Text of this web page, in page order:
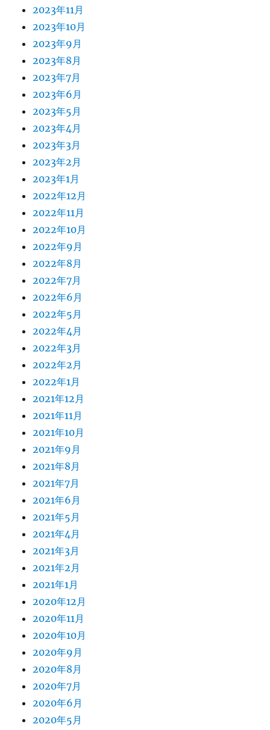
2023年11月
2023年10月
2023年9月
2023年8月
2023年7月
2023年6月
2023年5月
2023年4月
2023年3月
2023年2月
2023年1月
2022年12月
2022年11月
2022年10月
2022年9月
2022年8月
2022年7月
2022年6月
2022年5月
2022年4月
2022年3月
2022年2月
2022年1月
2021年12月
2021年11月
2021年10月
2021年9月
2021年8月
2021年7月
2021年6月
2021年5月
2021年4月
2021年3月
2021年2月
2021年1月
2020年12月
2020年11月
2020年10月
2020年9月
2020年8月
2020年7月
2020年6月
2020年5月